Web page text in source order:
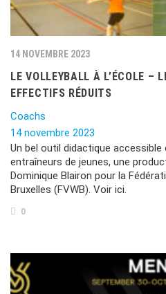
14 NOVEMBRE 2023
LE VOLLEYBALL À L’ÉCOLE –
EFFECTIFS RÉDUITS
Coachs
14 novembre 2023
Un bel outil didactique
entraîneurs de jeunes, une
Dominique Blairon pour la
Bruxelles (FVWB). Voir ici.
0